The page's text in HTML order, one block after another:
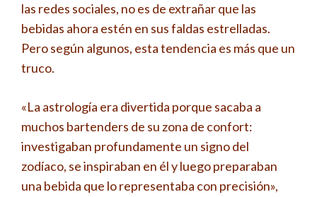
las redes sociales, no es de extrañar que las
bebidas ahora estén en sus faldas estrelladas.
Pero según algunos, esta tendencia es más que un
truco.
«La astrología era divertida porque sacaba a
muchos bartenders de su zona de confort:
investigaban profundamente un signo del
zodíaco, se inspiraban en él y luego preparaban
una bebida que lo representaba con precisión»,